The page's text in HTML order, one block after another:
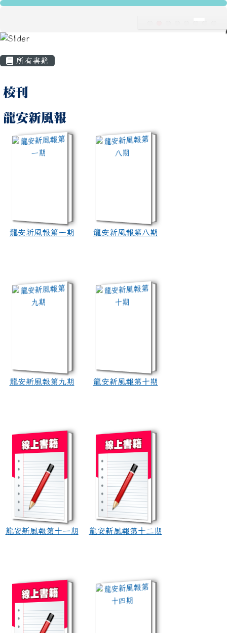
跳至主內容區
龍安國民小學
所有書籍
All Books
校刊
龍安新風報
book:龍安新風報第一期
龍安新風報第一期
book:龍安新風報第八期
龍安新風報第八期
book:龍安新風報第九期
龍安新風報第九期
book:龍安新風報第十期
龍安新風報第十期
book:龍安新風報第十一期
龍安新風報第十一期
book:龍安新風報第十二期
龍安新風報第十二期
book:龍安新風報第十三期book:龍安新風報第十四期